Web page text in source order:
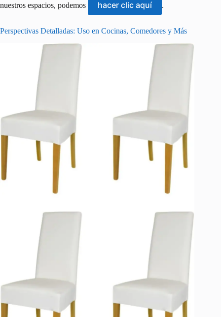
nuestros espacios, podemos
hacer clic aquí .
Perspectivas Detalladas: Uso en Cocinas, Comedores y Más